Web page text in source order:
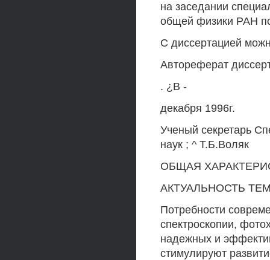
на заседании
общей физики РАН
С диссертацией
Автореферат
. ¿В -
декабря 1996г.
Ученый секретарь
наук ; ^ Т.Б.Воляк
ОБЩАЯ
АКТУАЛЬНОСТЬ
Потребности
спектроскопии,
надежных и
стимулируют